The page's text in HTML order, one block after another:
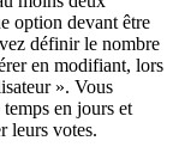
option devant être
définir le nombre
en modifiant, lors
». Vous
en jours et
leurs votes.